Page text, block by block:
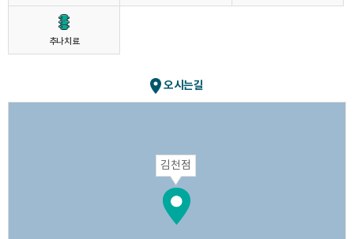
추나치료
오시는길
김천점